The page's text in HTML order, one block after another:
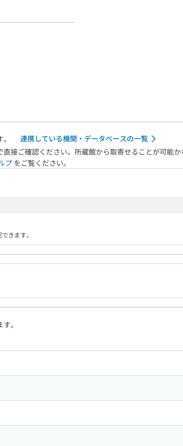
連携している機関・データベースの一覧
接ご確認ください。所蔵館から取寄せることが可能か
プをご覧ください。
きます。
。